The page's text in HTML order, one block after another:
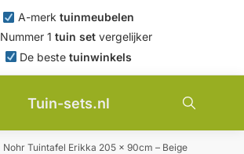
A-merk tuinmeubelen
Nummer 1 tuin set vergelijker
De bestetuinwinkels
Tuin-sets.nl
Nohr Tuintafel Erikka 205 x 90cm – Beige